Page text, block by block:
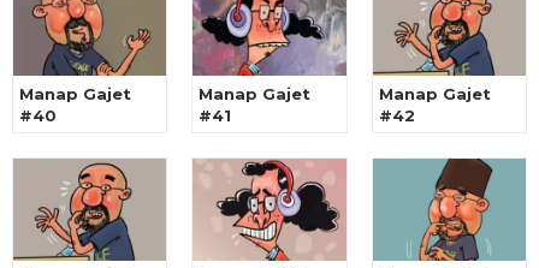
Manap Gajet
#40
Manap Gajet
#41
Manap Gajet
#42